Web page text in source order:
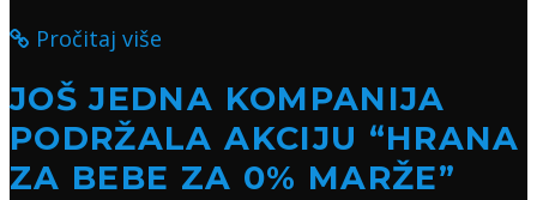
Pročitaj više
JOŠ JEDNA KOMPANIJA
PODRŽALA AKCIJU “HRANA
ZA BEBE ZA 0% MARŽE”